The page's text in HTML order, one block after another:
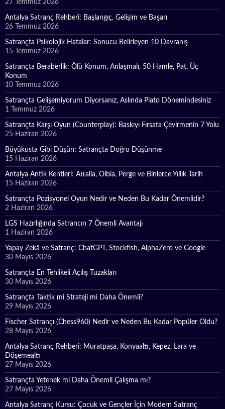
27 Temmuz 2026
Antalya Satranç Rehberi: Başlangıç, Gelişim ve Başarı
26 Temmuz 2026
Satrançta Psikolojik Hatalar: Sonucu Belirleyen 10 Davranış
15 Temmuz 2026
Satrançta Beraberlik: Ölü Konum, Anlaşmalı, 50 Hamle, Pat, Üç
Konum
10 Temmuz 2026
Satrançta Gelişemiyorum Diyorsanız, Aslında Plato Dönemindesiniz
1 Temmuz 2026
Satrançta Karşı Oyun (Counterplay): Baskıyı Fırsata Çevirmenin 7 Yolu
25 Haziran 2026
Büyükusta Gibi Düşün: Satrançta Doğru Düşünme
15 Haziran 2026
Antalya Antik Kentleri: Attalia, Olbia, Perge ve Binlerce Yıllık Tarih
15 Haziran 2026
Satrançta Pozisyonel Oyun Nedir ve Neden Bu Kadar Önemlidir?
2 Haziran 2026
LGS Hazırlığında Satrancın 7 Önemli Avantajı
1 Haziran 2026
Yapay Zekâ ve Satranç: ChatGPT, Stockfish, AlphaZero ve Google
30 Mayıs 2026
Satrançta En Tehlikeli Açılış Tuzakları
30 Mayıs 2026
Satrançta Taktik mi Strateji mi Daha Önemli?
29 Mayıs 2026
Fischer Satrançı (Chess960) Nedir ve Neden Bu Kadar Popüler Oldu?
28 Mayıs 2026
Antalya Satranç Rehberi: Muratpaşa, Konyaaltı, Kepez, Lara ve
Döşemealtı
27 Mayıs 2026
Satrançta Yetenek mi Daha Önemli Çalışma mı?
27 Mayıs 2026
Antalya Satranç Kursu: Çocuk ve Gençler İçin Modern Satranç